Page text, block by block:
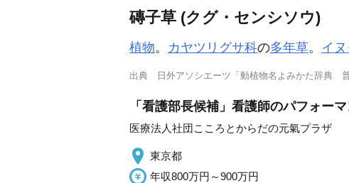
磚子草 (クグ・センシソウ)
植物。 カヤツリグサ科の多年草。 イ
出典 日外アソシエーツ「動植物名よみかた辞典 普
「看護部長候補」看護師のパフォー
医療法人社団こころとからだの元氣プラザ
東京都
年収800万円～900万円